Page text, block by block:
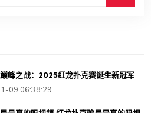
峰之战：2025红龙扑克赛诞生新冠军
09 06:38:29